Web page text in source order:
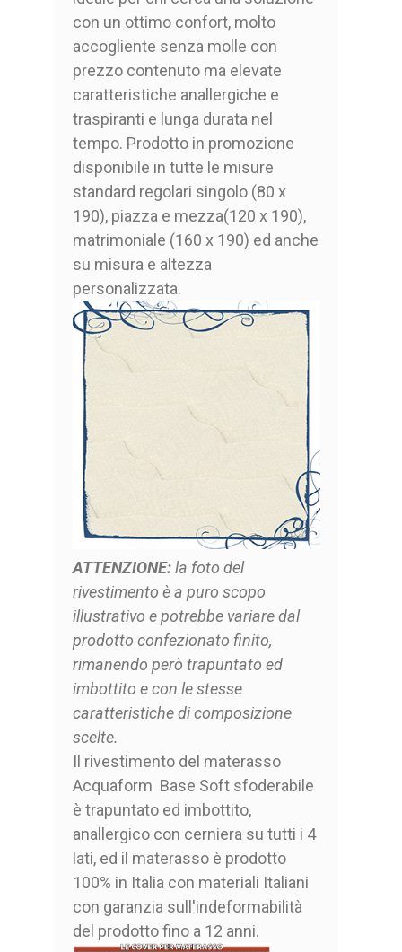
con un ottimo confort, molto
accogliente senza molle con
prezzo contenuto ma elevate
caratteristiche anallergiche e
traspiranti e lunga durata nel
tempo. Prodotto in promozione
disponibile in tutte le misure
standard regolari singolo (80 x
190), piazza e mezza(120 x 190),
matrimoniale (160 x 190) ed anche
su misura e altezza
personalizzata.
ATTENZIONE:la foto del
rivestimento è a puro scopo
illustrativo e potrebbe variare dal
prodotto confezionato finito,
rimanendo però trapuntato ed
imbottito e con le stesse
caratteristiche di composizione
scelte.
Il rivestimento del materasso
Acquaform Base Soft sfoderabile
è trapuntato ed imbottito,
anallergico con cerniera su tutti i 4
lati, ed il materasso è prodotto
100% in Italia con materiali Italiani
con garanzia sull'indeformabilità
del prodotto fino a 12 anni.